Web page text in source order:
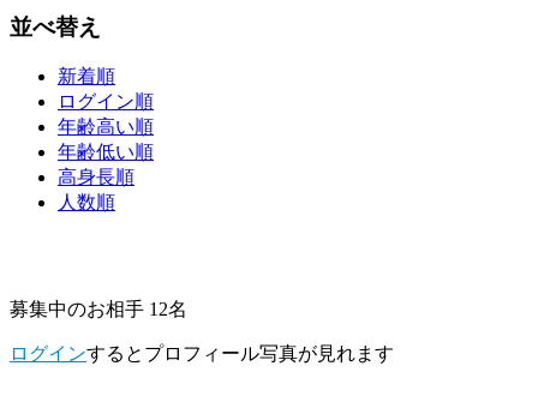
並べ替え
新着順
ログイン順
年齢高い順
年齢低い順
高身長順
人数順
募集中のお相手 12名
ログインするとプロフィール写真が見れます